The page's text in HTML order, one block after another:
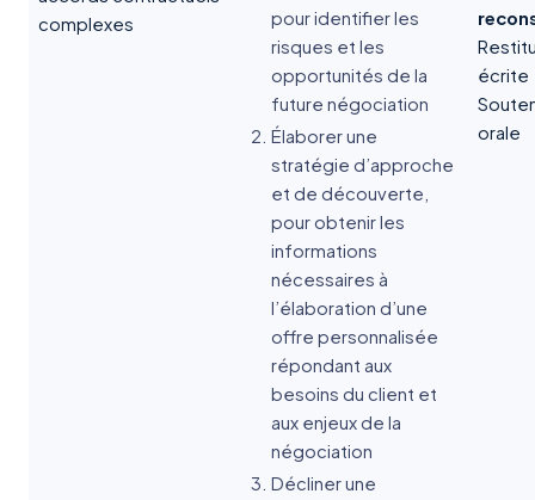
complexes
pour identifier les
risques et les
opportunités de la
future négociation
Élaborer une
stratégie d’approche
et de découverte,
pour obtenir les
informations
nécessaires à
l’élaboration d’une
offre personnalisée
répondant aux
besoins du client et
aux enjeux de la
négociation
Décliner une
écrite
orale